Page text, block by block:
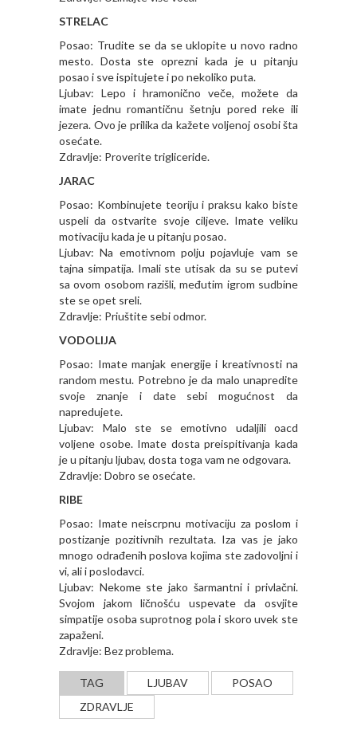
STRELAC
Posao: Trudite se da se uklopite u novo radno
mesto. Dosta ste oprezni kada je u pitanju
posao i sve ispitujete i po nekoliko puta.
Ljubav: Lepo i hramonično veče, možete da
imate jednu romantičnu šetnju pored reke ili
jezera. Ovo je prilika da kažete voljenoj osobi šta
osećate.
Zdravlje: Proverite trigliceride.
JARAC
Posao: Kombinujete teoriju i praksu kako biste
uspeli da ostvarite svoje ciljeve. Imate veliku
motivaciju kada je u pitanju posao.
Ljubav: Na emotivnom polju pojavluje vam se
tajna simpatija. Imali ste utisak da su se putevi
sa ovom osobom razišli, međutim igrom sudbine
ste se opet sreli.
Zdravlje: Priuštite sebi odmor.
VODOLIJA
Posao: Imate manjak energije i kreativnosti na
random mestu. Potrebno je da malo unapredite
svoje znanje i date sebi mogućnost da
napredujete.
Ljubav: Malo ste se emotivno udaljili oacd
voljene osobe. Imate dosta preispitivanja kada
je u pitanju ljubav, dosta toga vam ne odgovara.
Zdravlje: Dobro se osećate.
RIBE
Posao: Imate neiscrpnu motivaciju za poslom i
postizanje pozitivnih rezultata. Iza vas je jako
mnogo odrađenih poslova kojima ste zadovoljni i
vi, ali i poslodavci.
Ljubav: Nekome ste jako šarmantni i privlačni.
Svojom jakom ličnošću uspevate da osvjite
simpatije osoba suprotnog pola i skoro uvek ste
zapaženi.
Zdravlje: Bez problema.
TAG LJUBAV
POSAO
ZDRAVLJE